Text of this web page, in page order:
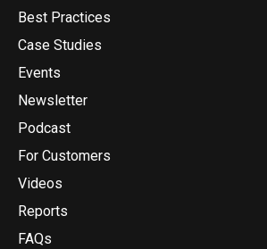
Best Practices
Case Studies
Events
Newsletter
Podcast
For Customers
Videos
Reports
FAQs